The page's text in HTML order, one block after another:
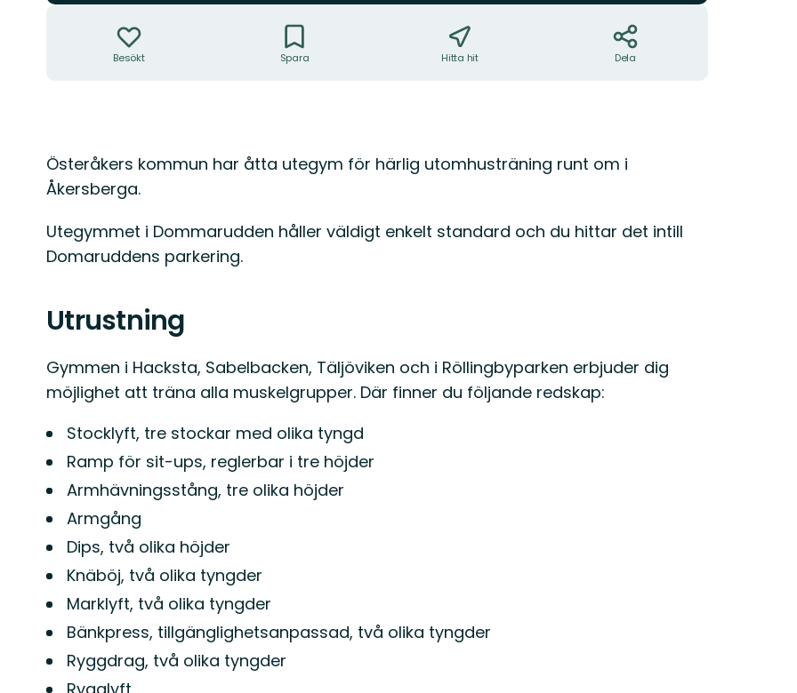
Besökt Spara Hitta hit Dela
Beskrivning
Österåkers kommun har åtta utegym för härlig utomhusträning runt om i
Åkersberga.
Utegymmet i Dommarudden håller väldigt enkelt standard och du hittar det intill
Domaruddens parkering.
Utrustning
Gymmen i Hacksta, Sabelbacken, Täljöviken och i Röllingbyparken erbjuder dig
möjlighet att träna alla muskelgrupper. Där finner du följande redskap:
Stocklyft, tre stockar med olika tyngd
Ramp för sit-ups, reglerbar i tre höjder
Armhävningsstång, tre olika höjder
Armgång
Dips, två olika höjder
Knäböj, två olika tyngder
Marklyft, två olika tyngder
Bänkpress, tillgänglighetsanpassad, två olika tyngder
Ryggdrag, två olika tyngder